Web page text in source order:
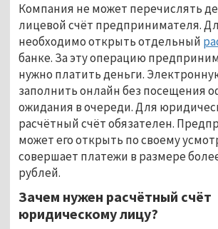
Компания не может перечислять
лицевой счёт предпринимателя.
необходимо открыть отдельный
банке. За эту операцию
нужно платить деньги.
заполнить онлайн без посещения
ожидания в очереди. Для
расчётный счёт обязателен.
может его открыть по своему
совершает платежи в размере
рублей.
Зачем нужен расчётный счёт
юридическому лицу?